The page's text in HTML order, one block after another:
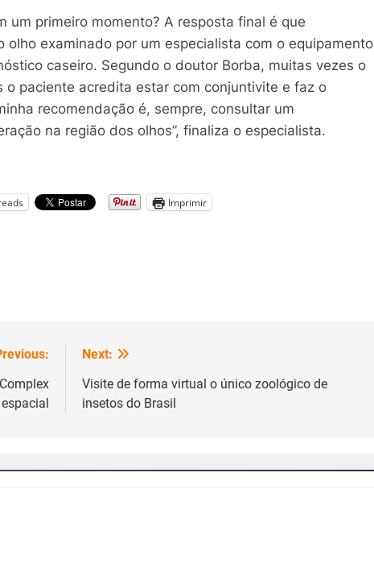
um primeiro momento? A resposta final é que
examinado por um especialista com o equipamento
caseiro. Segundo o doutor Borba, muitas vezes o
paciente acredita estar com conjuntivite e faz o
recomendação é, sempre, consultar um
na região dos olhos”, finaliza o especialista.
Imprimir
Next:
Visite de forma virtual o único zoológico de
insetos do Brasil